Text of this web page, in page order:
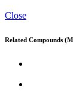
Close
Related Compounds